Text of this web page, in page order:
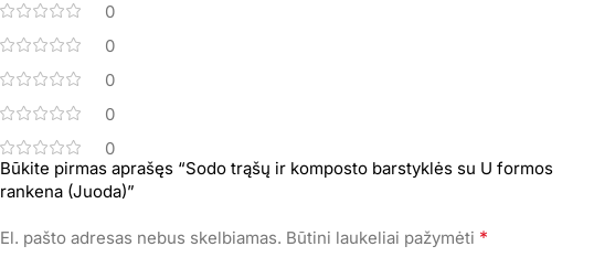
0
0
0
0
0
Būkite pirmas aprašęs “Sodo trąšų ir komposto barstyklės su U formos
rankena (Juoda)”
El. pašto adresas nebus skelbiamas. Būtini laukeliai pažymėti *